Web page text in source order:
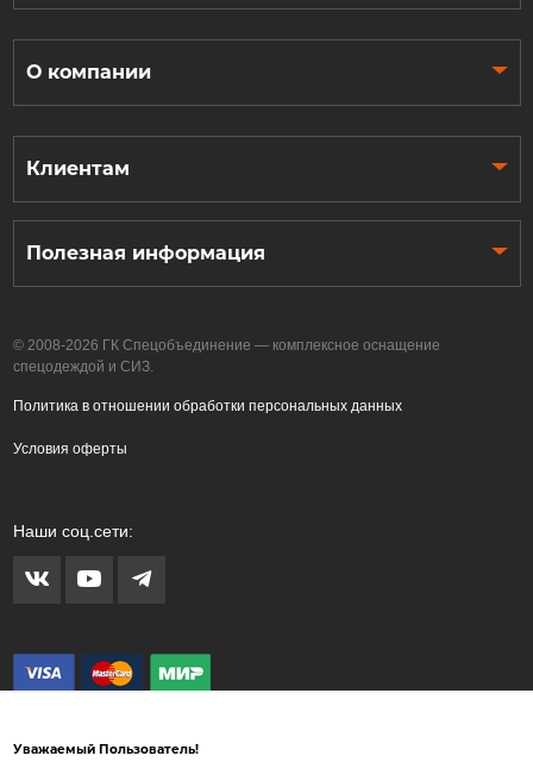
О компании
Клиентам
Полезная информация
© 2008-2026 ГК Спецобъединение — комплексное оснащение
спецодеждой и СИЗ.
Политика в отношении обработки персональных данных
Условия оферты
Наши соц.сети:
Уважаемый Пользователь!